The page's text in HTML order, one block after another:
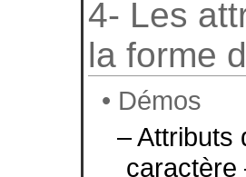
4- Les
la forme
• Démos
– Attributs
caractère